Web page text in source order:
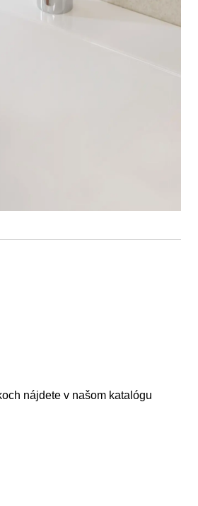
nájdete v našom katalógu